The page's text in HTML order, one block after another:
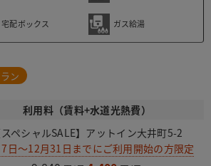
宅配ボックス ガス給湯
ン
利用料（賃料+水道光熱費）
スペシャルSALE】アットイン大井町5-2
7日～12月31日までにご利用開始の方限定